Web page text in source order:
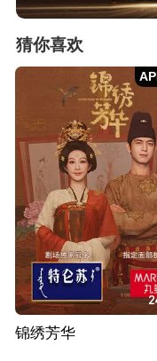
猜你喜欢
锦绣芳华